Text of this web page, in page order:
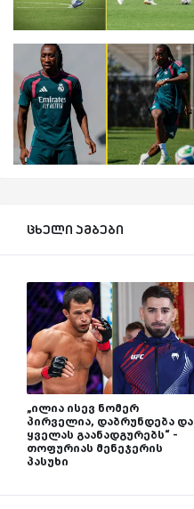
ცხელი ამბები
„ილია ისევ ნომერ
პირველია, დაბრუნდება და
ყველას გაანადგურებს“ -
თოფურიას მენეჯერის
პასუხი